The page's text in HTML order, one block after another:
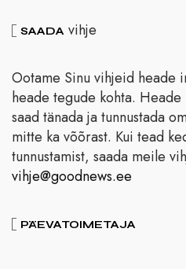
SAADA vihje
Ootame Sinu vihjeid heade
heade tegude kohta.
saad tänada ja tunnustada
mitte ka võõrast. Kui tead
tunnustamist, saada meile
vihje@goodnews.ee
PÄEVATOIMETAJA